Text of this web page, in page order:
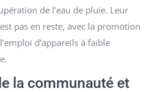
de l’eau de pluie. Leur
pas en reste, avec la promotion
d’appareils à faible
la communauté et